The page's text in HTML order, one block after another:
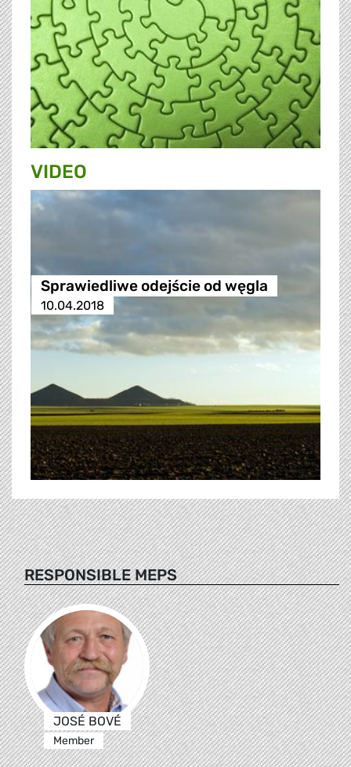
VIDEO
Sprawiedliwe odejście od węgla
10.04.2018
RESPONSIBLE MEPS
JOSÉ BOVÉ
Member